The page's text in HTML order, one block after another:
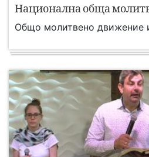
Национална обща
Общо молитвено движение